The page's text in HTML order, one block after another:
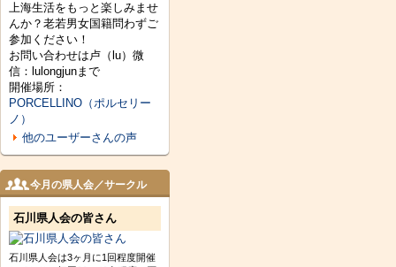
上海生活をもっと楽しみませ
んか？老若男女国籍問わずご
参加ください！
お問い合わせは卢（lu）微
信：lulongjunまで
開催場所：
PORCELLINO（ポルセリー
ノ）
他のユーザーさんの声
今月の県人会／サークル
石川県人会の皆さん
石川県人会は3ヶ月に1回程度開催